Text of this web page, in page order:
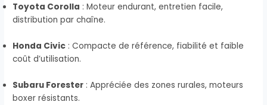
Toyota Corolla : Moteur endurant, entretien facile,
distribution par chaîne.
Honda Civic : Compacte de référence, fiabilité et faible
coût d’utilisation.
Subaru Forester : Appréciée des zones rurales, moteurs
boxer résistants.